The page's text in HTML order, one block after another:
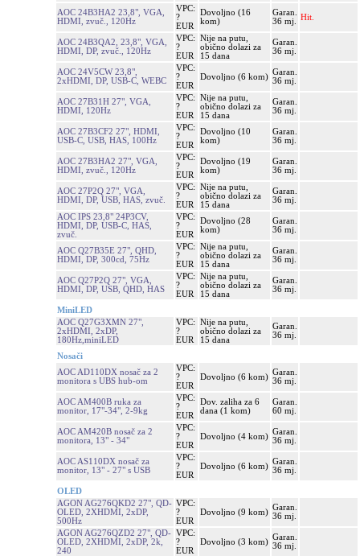
AOC 24B3HA2 23,8", VGA,
HDMI, zvuč., 120Hz
VPC:
?
EUR
Dovoljno (16
kom)
Garan.
36 mj.
Hit.
AOC 24B3QA2, 23,8", VGA,
HDMI, DP, zvuč., 120Hz
VPC:
?
EUR
Nije na putu,
obično dolazi za
15 dana
Garan.
36 mj.
AOC 24V5CW 23,8",
2xHDMI, DP, USB-C, WEBC
VPC:
?
EUR
Dovoljno (6 kom)
Garan.
36 mj.
AOC 27B31H 27", VGA,
HDMI, 120Hz
VPC:
?
EUR
Nije na putu,
obično dolazi za
15 dana
Garan.
36 mj.
AOC 27B3CF2 27", HDMI,
USB-C, USB, HAS, 100Hz
VPC:
?
EUR
Dovoljno (10
kom)
Garan.
36 mj.
AOC 27B3HA2 27", VGA,
HDMI, zvuč., 120Hz
VPC:
?
EUR
Dovoljno (19
kom)
Garan.
36 mj.
AOC 27P2Q 27", VGA,
HDMI, DP, USB, HAS, zvuč.
VPC:
?
EUR
Nije na putu,
obično dolazi za
15 dana
Garan.
36 mj.
AOC IPS 23,8" 24P3CV,
HDMI, DP, USB-C, HAS,
zvuč.
VPC:
?
EUR
Dovoljno (28
kom)
Garan.
36 mj.
AOC Q27B35E 27", QHD,
HDMI, DP, 300cd, 75Hz
VPC:
?
EUR
Nije na putu,
obično dolazi za
15 dana
Garan.
36 mj.
AOC Q27P2Q 27", VGA,
HDMI, DP, USB, QHD, HAS
VPC:
?
EUR
Nije na putu,
obično dolazi za
15 dana
Garan.
36 mj.
MiniLED
AOC Q27G3XMN 27",
2xHDMI, 2xDP,
180Hz,miniLED
VPC:
?
EUR
Nije na putu,
obično dolazi za
15 dana
Garan.
36 mj.
Nosači
AOC AD110DX nosač za 2
monitora s UBS hub-om
VPC:
?
EUR
Dovoljno (6 kom)
Garan.
36 mj.
AOC AM400B ruka za
monitor, 17"-34", 2-9kg
VPC:
?
EUR
Dov. zaliha za 6
dana (1 kom)
Garan.
60 mj.
AOC AM420B nosač za 2
monitora, 13" - 34"
VPC:
?
EUR
Dovoljno (4 kom)
Garan.
36 mj.
AOC AS110DX nosač za
monitor, 13" - 27" s USB
VPC:
?
EUR
Dovoljno (6 kom)
Garan.
36 mj.
OLED
AGON AG276QKD2 27", QD-
OLED, 2XHDMI, 2xDP,
500Hz
VPC:
?
EUR
Dovoljno (9 kom)
Garan.
36 mj.
AGON AG276QZD2 27", QD-
OLED, 2XHDMI, 2xDP, 2k,
240
VPC:
?
EUR
Dovoljno (3 kom)
Garan.
36 mj.